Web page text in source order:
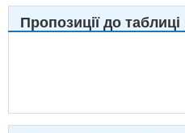
Пропозиції до